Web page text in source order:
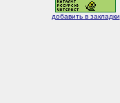
добавить в закладки